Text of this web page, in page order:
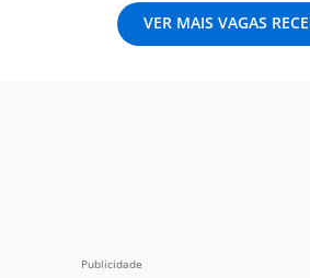
VER MAIS VAGAS